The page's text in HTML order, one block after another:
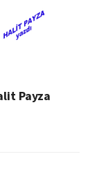
Payza